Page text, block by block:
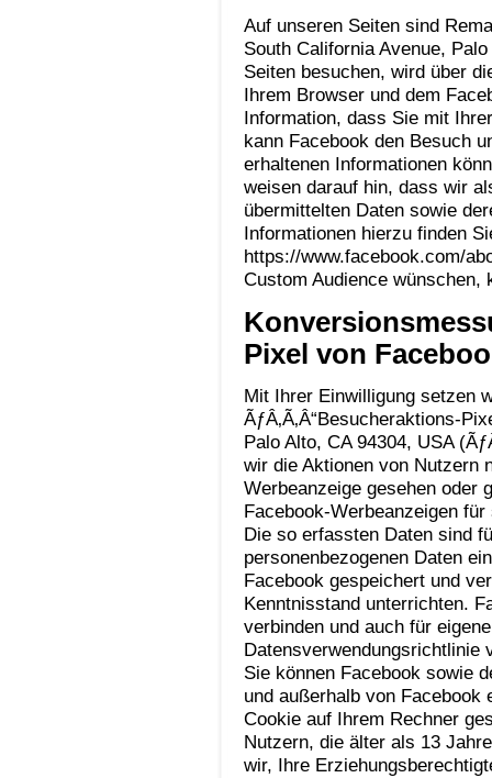
Auf unseren Seiten sind
South California Avenue,
Seiten besuchen, wird über
Ihrem Browser und dem
Information, dass Sie mit
kann Facebook den Besuch
erhaltenen Informationen
weisen darauf hin, dass wir
übermittelten Daten sowie
Informationen hierzu finden
https://www.facebook.com/
Custom Audience wünschen,
Pixel von
Mit Ihrer Einwilligung setzen
ÃƒÂ‚Ã‚Â“Besucheraktions-
Palo Alto, CA 94304, USA
wir die Aktionen von Nutzern
Werbeanzeige gesehen oder
Facebook-Werbeanzeigen
Die so erfassten Daten sind
personenbezogenen Daten
Facebook gespeichert und
Kenntnisstand unterrichten.
verbinden und auch für
Datensverwendungsrichtlinie
Sie können Facebook sowie
und außerhalb von
Cookie auf Ihrem Rechner
Nutzern, die älter als 13
wir, Ihre